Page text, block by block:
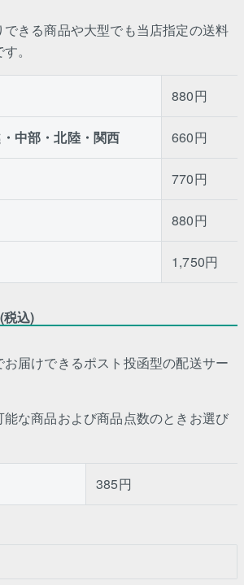
きる商品や大型でも当店指定の送料
。
880円
中部・北陸・関西 660円
770円
880円
1,750円
税込)
届けできるポスト投函型の配送サー
な商品および商品点数のときお選び
385円